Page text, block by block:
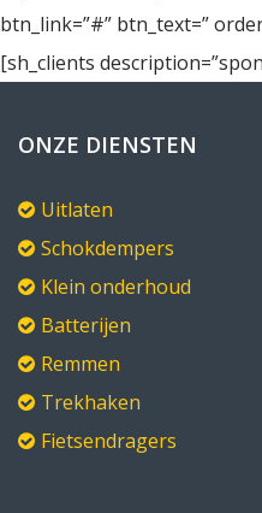
btn_link=”#” btn_text=”
[sh_clients
ONZE DIENSTEN
Uitlaten
Schokdempers
Klein onderhoud
Batterijen
Remmen
Trekhaken
Fietsendragers